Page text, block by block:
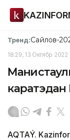
Тренд:Сайлов-
18:29, 13 Октябр 2022
AQTAÝ.